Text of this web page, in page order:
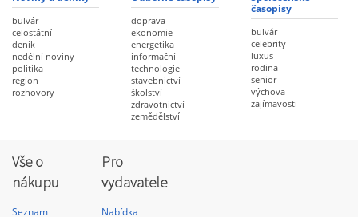
bulvár
celostátní
deník
nedělní noviny
politika
region
rozhovory
doprava
ekonomie
energetika
informační
technologie
stavebnictví
školství
zdravotnictví
zemědělství
časopisy
bulvár
celebrity
luxus
rodina
senior
výchova
zajímavosti
Vše o
nákupu
Seznam
Pro
vydavatele
Nabídka